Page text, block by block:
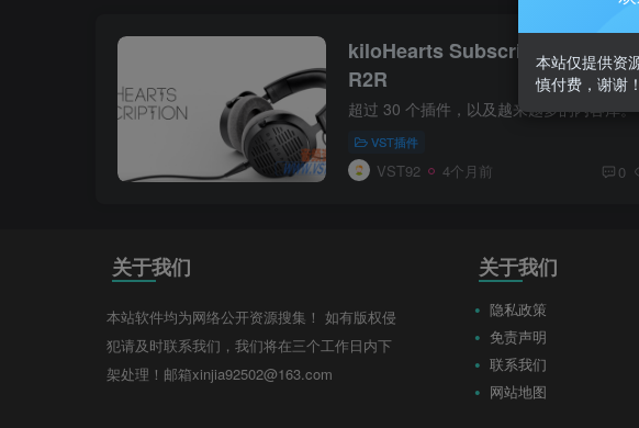
kiloHearts Subscription
R2R
VST插件
VST92 4个月前 0
关于我们
本站软件均为网络公开资源搜集！ 如有版权侵
犯请及时联系我们，我们将在三个工作日内下
架处理！邮箱xinjia92502@163.com
关于我们
隐私政策
免责声明
联系我们
网站地图
本站仅提供资
慎付费，谢谢！